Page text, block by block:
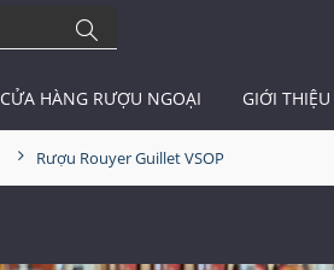
CỬA HÀNG RƯỢU NGOẠI GIỚI THIỆU
Rượu Rouyer Guillet VSOP